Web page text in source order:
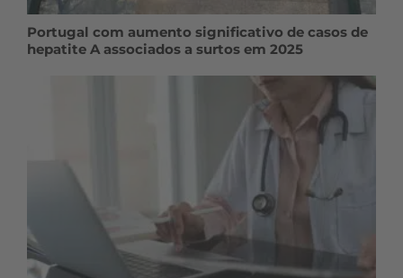
Portugal com aumento significativo de casos de
hepatite A associados a surtos em 2025